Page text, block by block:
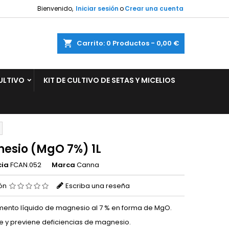
Bienvenido, Iniciar sesiónoCrear una cuenta
Carrito 0 Productos - 0,00 €
KIT DE CULTIVO DE SETAS Y MICELIOS
(MgO 7%) 1L
FCAN.052 Marca Canna
Escriba una reseña
líquido de magnesio al 7 % en forma de MgO.
y previene deficiencias de magnesio.